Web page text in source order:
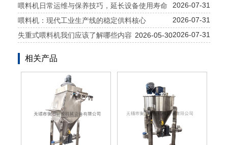
2026-07-31
喂料机日常运维与保养技巧，延长设备使用寿命
2026-07-31
喂料机：现代工业生产线的稳定供料核心
2026-07-31
失重式喂料机我们应该了解哪些内容 2026-05-30
相关产品